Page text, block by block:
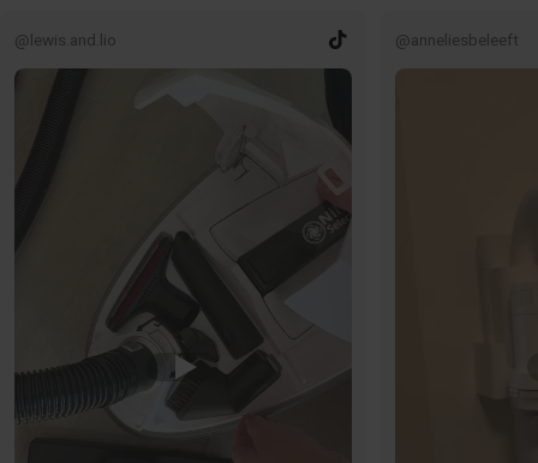
@lewis.and.lio @anneliesbeleeft